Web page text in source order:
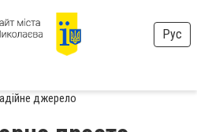
Рус
джерело